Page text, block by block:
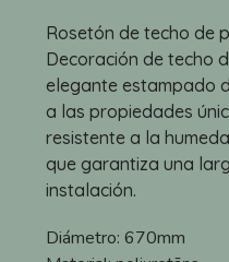
Rosetón de techo de
Decoración de techo
elegante estampado
a las propiedades
resistente a la
que garantiza una
instalación.
Diámetro: 670mm